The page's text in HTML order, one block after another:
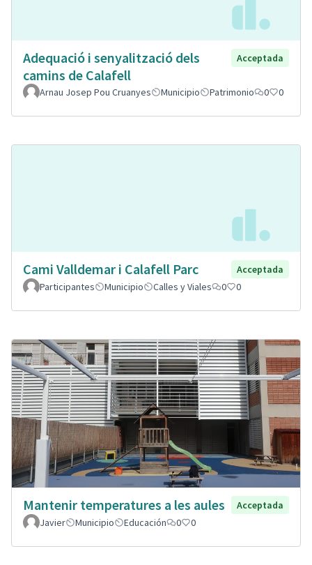
Adequació i senyalització dels
camins de Calafell
Acceptada
Arnau Josep Pou Cruanyes Municipio Patrimonio 0 0
Cami Valldemar i Calafell Parc
Acceptada
Participantes
Municipio Calles y Viales 0 0
Mantenir temperatures a les aules
Acceptada
Javier
Municipio Educación 0 0